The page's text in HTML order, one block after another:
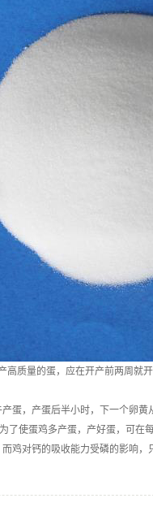
高质量的蛋，应在开产前两周
蛋，产蛋后半小时，下一个卵
了使蛋鸡多产蛋，产好蛋，可
鸡对钙的吸收能力受磷的影响